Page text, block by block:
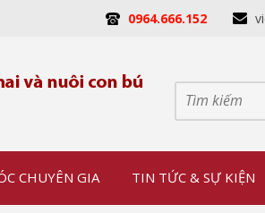
0964.666.152
CHUYÊN GIA TIN TỨC & SỰ KIỆN